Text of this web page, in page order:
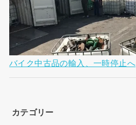
バイク中古品の輸入、一時停止へ
カテゴリー